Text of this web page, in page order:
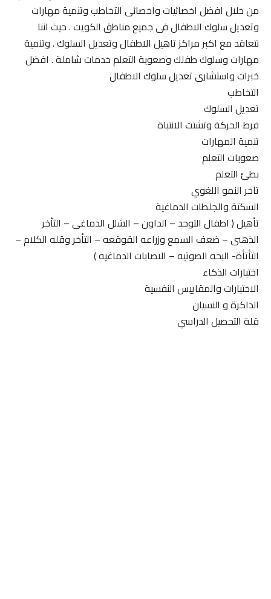
من خلال افضل اخصائيات واخصائى التخاطب وتنمية مهارات
وتعديل سلوك الاطفال فى جميع مناطق الكويت . حيث اننا
نتعاقد مع اكبر مراكز تاهيل الاطفال وتعديل السلوك . وتنمية
مهارات وسلوك طفلك وصعوبة التعلم خدمات شاملة . افضل
خبرات واستشارى تعديل سلوك الاطفال
التخاطب
تعديل السلوك
فرط الحركة وتشتت الانتباة
تنمية المهارات
صعوبات التعلم
بطئ التعلم
تاخر النمو اللغوي
السكتة والجلطات الدماغية
تأهيل ( اطفال التوحد – الداون – الشلل الدماغى – التأخر
الذهنى – ضعف السمع وزراعه القوقعه – التأخر وقله الكلام –
التأتأة- البحه الصوتيه – الاصابات الدماغيه )
اختبارات الذكاء
الاختبارات والمقاييس النفسية
الذاكرة و النسيان
قلة التحصيل الدراسي